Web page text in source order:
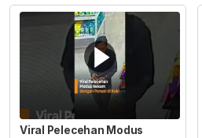
Viral Pelecehan Modus